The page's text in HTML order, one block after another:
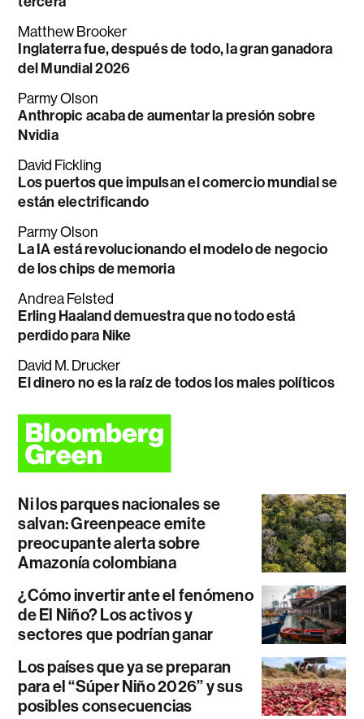
Matthew Brooker
Inglaterra fue, después de todo, la gran ganadora
del Mundial 2026
Parmy Olson
Anthropic acaba de aumentar la presión sobre
Nvidia
David Fickling
Los puertos que impulsan el comercio mundial se
están electrificando
Parmy Olson
La IA está revolucionando el modelo de negocio
de los chips de memoria
Andrea Felsted
Erling Haaland demuestra que no todo está
perdido para Nike
David M. Drucker
El dinero no es la raíz de todos los males políticos
Ni los parques nacionales se
salvan: Greenpeace emite
preocupante alerta sobre
Amazonía colombiana
¿Cómo invertir ante el fenómeno
de El Niño? Los activos y
sectores que podrían ganar
Los países que ya se preparan
para el “Súper Niño 2026” y sus
posibles consecuencias